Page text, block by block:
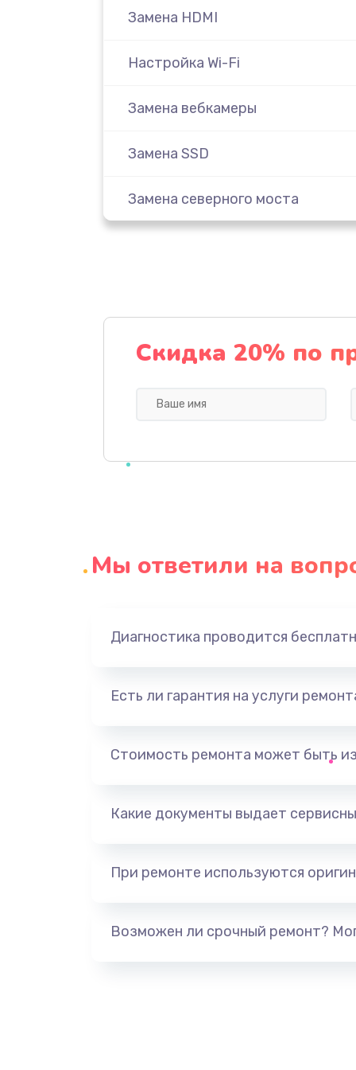
Замена HDMI
Настройка Wi-Fi
Замена вебкамеры
Замена SSD
Замена северного моста
Замена оперативной памяти
Замена звуковой карты
Замена клавиатуры
Ремонт цепей питания
Замена видеокарты
Скидка 20% по
Мы ответили на
Диагностика проводится
Есть ли гарантия на услуги
Стоимость ремонта может быть
Какие документы выдает
При ремонте используются
Возможен ли срочный ремонт?